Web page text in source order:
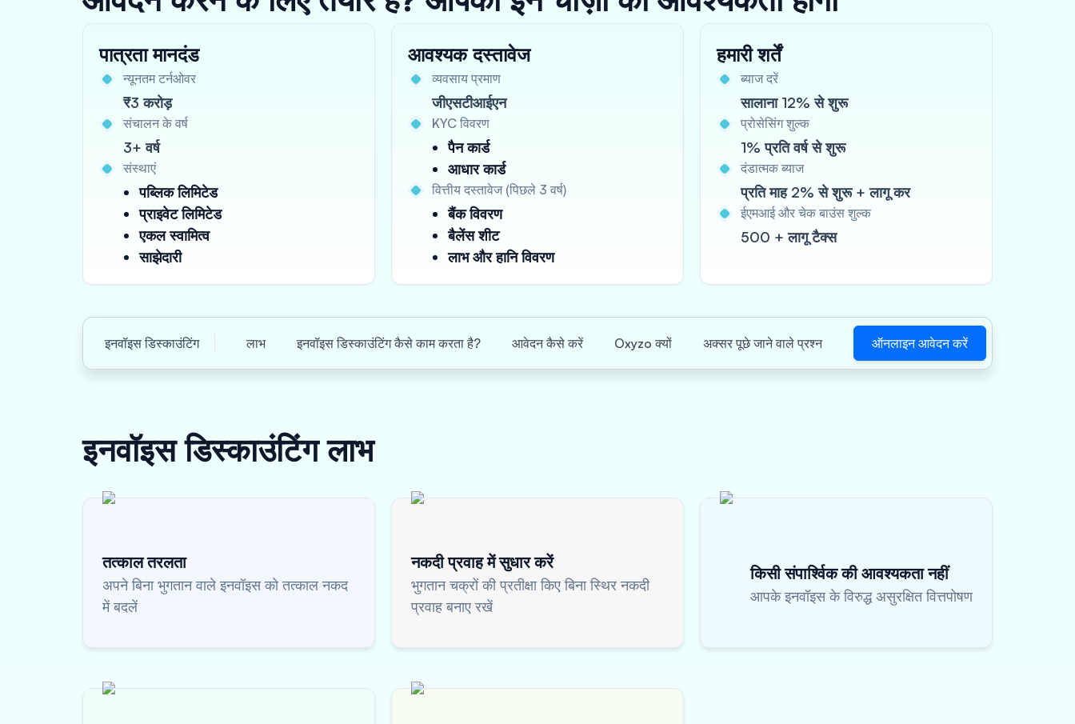
पात्रता मानदंड
न्यूनतम टर्नओवर
₹3 करोड़
संचालन के वर्ष
3+ वर्ष
संस्थाएं
पब्लिक लिमिटेड
प्राइवेट लिमिटेड
एकल स्वामित्व
साझेदारी
आवश्यक दस्तावेज
व्यवसाय प्रमाण
जीएसटीआईएन
KYC विवरण
पैन कार्ड
आधार कार्ड
वित्तीय दस्तावेज (पिछले 3 वर्ष)
बैंक विवरण
बैलेंस शीट
लाभ और हानि विवरण
हमारी शर्तें
ब्याज दरें
सालाना 12% से शुरू
प्रोसेसिंग शुल्क
1% प्रति वर्ष से शुरू
दंडात्मक ब्याज
प्रति माह 2% से शुरू + लागू कर
ईएमआई और चेक बाउंस शुल्क
500 + लागू टैक्स
इनवॉइस डिस्काउंटिंग लाभ इनवॉइस डिस्काउंटिंग कैसे काम करता है? आवेदन कैसे करें Oxyzo क्यों अक्सर पूछे जाने वाले प्रश्न ऑनलाइन आवेदन करें
इनवॉइस डिस्काउंटिंगलाभ
तत्काल तरलता
अपने बिना भुगतान वाले इनवॉइस को तत्काल नकद
में बदलें
नकदी प्रवाह में सुधार करें
भुगतान चक्रों की प्रतीक्षा किए बिना स्थिर नकदी
प्रवाह बनाए रखें
किसी संपार्श्विक की आवश्यकता नहीं
आपके इनवॉइस के विरुद्ध असुरक्षित वित्तपोषण